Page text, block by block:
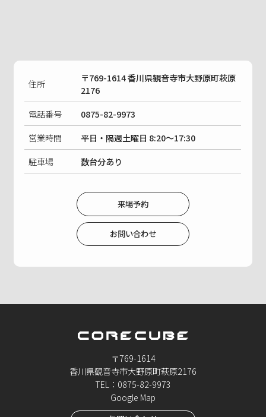
住所
〒769-1614 香川県観音寺市大野原町萩原
2176
電話番号
0875-82-9973
営業時間
平日・隔週土曜日 8:20〜17:30
駐車場
数台分あり
来場予約
お問い合わせ
〒769-1614
香川県観音寺市大野原町萩原2176
TEL：0875-82-9973
Google Map